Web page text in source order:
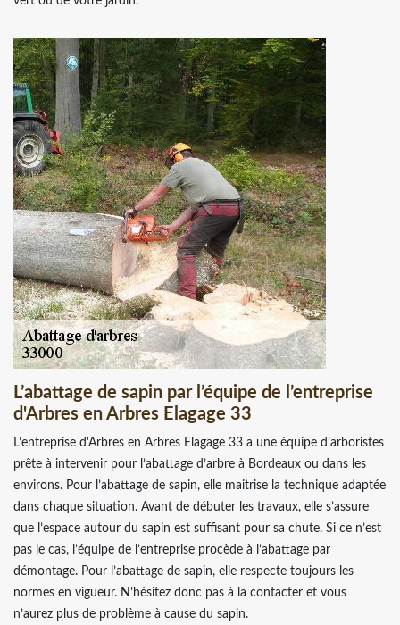
L’abattage de sapin par l’équipe de l’entreprise
d'Arbres en Arbres Elagage 33
L’entreprise d'Arbres en Arbres Elagage 33 a une équipe d’arboristes
prête à intervenir pour l’abattage d’arbre à Bordeaux ou dans les
environs. Pour l’abattage de sapin, elle maitrise la technique adaptée
dans chaque situation. Avant de débuter les travaux, elle s’assure
que l’espace autour du sapin est suffisant pour sa chute. Si ce n’est
pas le cas, l’équipe de l’entreprise procède à l’abattage par
démontage. Pour l’abattage de sapin, elle respecte toujours les
normes en vigueur. N’hésitez donc pas à la contacter et vous
n’aurez plus de problème à cause du sapin.